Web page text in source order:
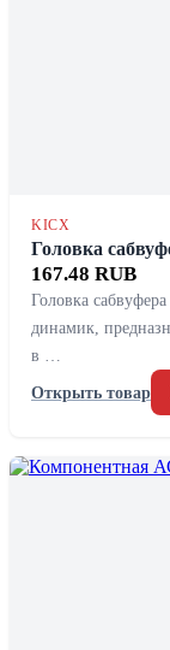
KICX
Головка
167.48 RUB
Головка
динамик,
в …
Открыть товар